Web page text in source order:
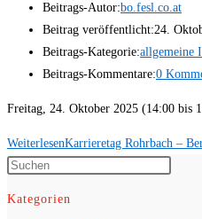
Beitrags-Autor:bo.fesl.co.at
Beitrag veröffentlicht:24.
Beitrags-Kategorie:allgemeine
Beitrags-Kommentare:0
Freitag, 24. Oktober 2025 (14:00 bis
WeiterlesenKarrieretag Rohrbach –
Kategorien